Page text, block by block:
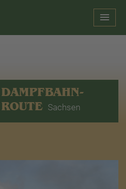
DAMPFBAHN-
ROUTE Sachsen